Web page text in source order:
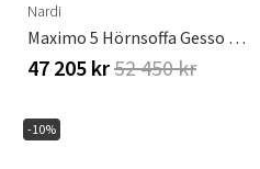
Nardi
Maximo 5 Hörnsoffa Gesso - Timo
47 205 kr52 450 kr
-10%